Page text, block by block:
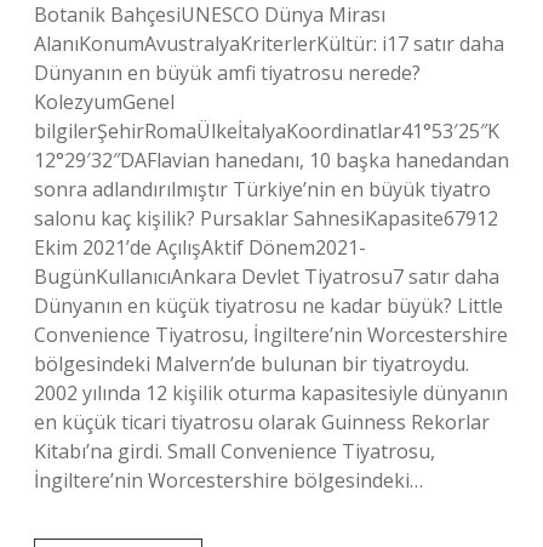
Botanik BahçesiUNESCO Dünya Mirası
AlanıKonumAvustralyaKriterlerKültür: i17 satır daha
Dünyanın en büyük amfi tiyatrosu nerede?
KolezyumGenel
bilgilerŞehirRomaÜlkeİtalyaKoordinatlar41°53′25″K
12°29′32″DAFlavian hanedanı, 10 başka hanedandan
sonra adlandırılmıştır Türkiye’nin en büyük tiyatro
salonu kaç kişilik? Pursaklar SahnesiKapasite67912
Ekim 2021’de AçılışAktif Dönem2021-
BugünKullanıcıAnkara Devlet Tiyatrosu7 satır daha
Dünyanın en küçük tiyatrosu ne kadar büyük? Little
Convenience Tiyatrosu, İngiltere’nin Worcestershire
bölgesindeki Malvern’de bulunan bir tiyatroydu.
2002 yılında 12 kişilik oturma kapasitesiyle dünyanın
en küçük ticari tiyatrosu olarak Guinness Rekorlar
Kitabı’na girdi. Small Convenience Tiyatrosu,
İngiltere’nin Worcestershire bölgesindeki…